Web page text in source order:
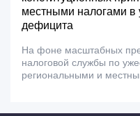
местными налогами в
дефицита
На фоне масштабных
налоговой службы по
региональными и